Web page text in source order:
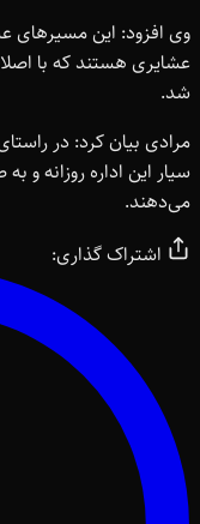
عشایری هستند که با
شد.
مرادی بیان کرد: در
سیار این اداره روزانه و
می‌دهند.
اشتراک گذاری: